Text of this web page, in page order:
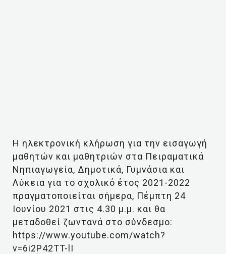
Η ηλεκτρονική κλήρωση για την εισαγωγή
μαθητών και μαθητριών στα Πειραματικά
Νηπιαγωγεία, Δημοτικά, Γυμνάσια και
Λύκεια για το σχολικό έτος 2021-2022
πραγματοποιείται σήμερα, Πέμπτη 24
Ιουνίου 2021 στις 4.30 μ.μ. και θα
μεταδοθεί ζωντανά στο σύνδεσμο:
https://www.youtube.com/watch?
v=6i2P42TT-lI